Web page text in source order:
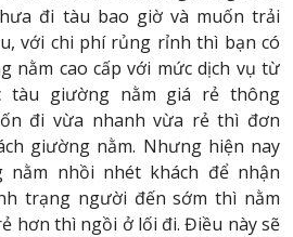
đi tàu bao giờ và muốn trải
với chi phí rủng rỉnh thì bạn có
nằm cao cấp với mức dịch vụ từ
tàu giường nằm giá rẻ thông
đi vừa nhanh vừa rẻ thì đơn
giường nằm. Nhưng hiện nay
nằm nhồi nhét khách để nhận
trạng người đến sớm thì nằm
hơn thì ngồi ở lối đi. Điều này sẽ